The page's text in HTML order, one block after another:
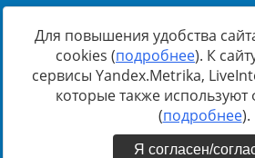
https://minjust.gov.ru/
inostrannyih-agentov-22-03-2024.pdf
Для повышения удобства
cookies (подробнее). К
сервисы Yandex.Metrika,
которые также
(подробнее).
Я согласен/